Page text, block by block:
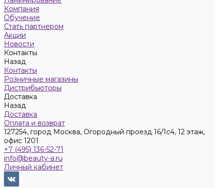
Компания
Обучение
Стать партнером
Акции
Новости
Контакты
Назад
Контакты
Розничные магазины
Дистрибьюторы
Доставка
Назад
Доставка
Оплата и возврат
127254, город Москва, Огородный проезд 16/1с4, 12 этаж,
офис 1201
+7 (495) 136-52-71
info@beauty-a.ru
Личный кабинет